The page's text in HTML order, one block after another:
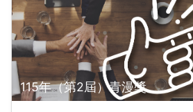
115年（第2屆）青漫獎